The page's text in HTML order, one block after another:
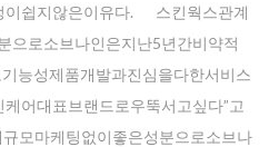
이쉽지않은이유다. 스킨웍스관계
으로소브나인은지난5년간비약적
능성제품개발과진심을다한서비스
어대표브랜드로우뚝서고싶다”고
모마케팅없이좋은성분으로소브나